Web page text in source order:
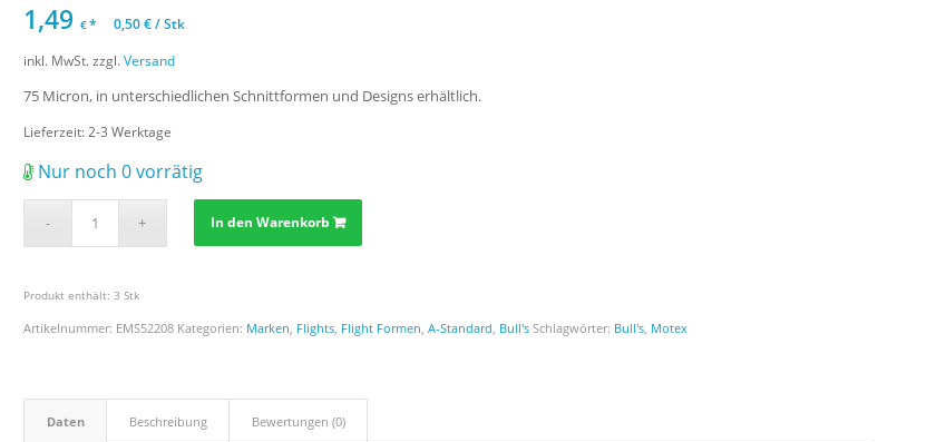
1,49€* 0,50€/Stk
inkl. MwSt. zzgl.Versand
75 Micron, in unterschiedlichen Schnittformen und Designs erhältlich.
Lieferzeit: 2-3 Werktage
Nur noch 0 vorrätig
In den Warenkorb
Produkt enthält: 3Stk
Artikelnummer: EMS52208 Kategorien: Marken Flights Flight Formen ,A-Standard Bull's Schlagwörter: Bull's Motex
Daten Beschreibung Bewertungen (0)